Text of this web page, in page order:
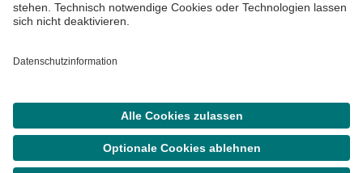
Barrierefreiheit
©Asklepios Kliniken GmbH & Co. KGaA 2026